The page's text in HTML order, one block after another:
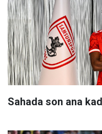
Sahada son ana